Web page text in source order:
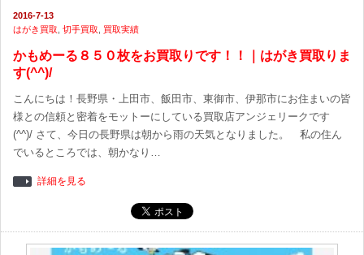
2016-7-13
はがき買取 切手買取 買取実績
かもめーる８５０枚をお買取りです！！｜はがき買取りま
す(^^)/
こんにちは！長野県・上田市、飯田市、東御市、伊那市にお住まいの皆
様との信頼と密着をモットーにしている買取店アンジェリークです
(^^)/ さて、今日の長野県は朝から雨の天気となりました。 私の住ん
でいるところでは、朝かなり…
詳細を見る